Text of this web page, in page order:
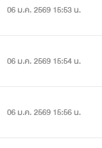
06 ม.ค. 2569 15:53 น.
06 ม.ค. 2569 15:54 น.
06 ม.ค. 2569 15:56 น.